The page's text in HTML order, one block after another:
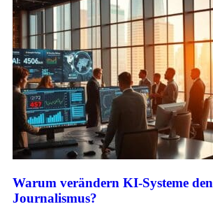
Warum verändern KI-Systeme den
Journalismus?